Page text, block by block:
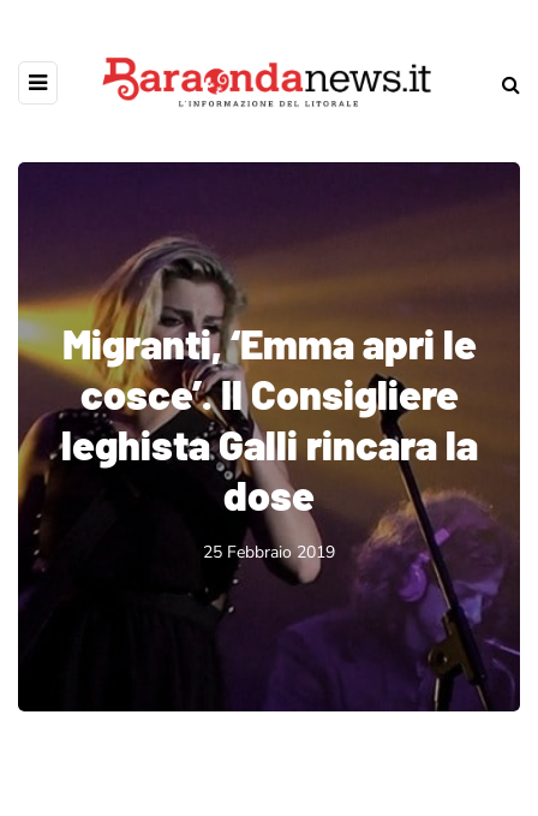
Migranti, ‘Emma apri le
cosce’. Il Consigliere
leghista Galli rincara la
dose
25 Febbraio 2019